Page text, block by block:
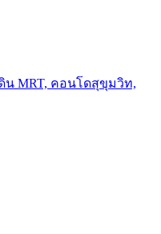
น MRT, คอนโดสุขุมวิท,